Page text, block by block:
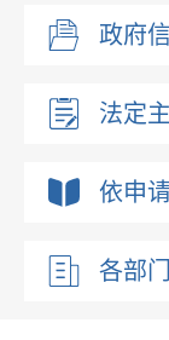
政府
法定
依申
各部